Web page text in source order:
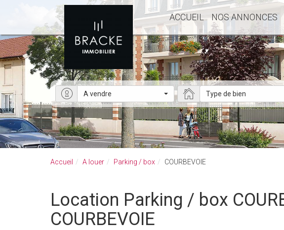
ACCUEIL NOS ANNONCES
A vendre Type de bien
Accueil A louer Parking / box COURBEVOIE
Location Parking / box COURBEVOIE - Parking / box a louer à
COURBEVOIE